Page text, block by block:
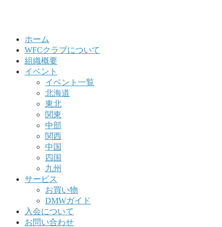
ホーム
WFCクラブについて
組織概要
イベント
イベント一覧
北海道
東北
関東
中部
関西
中国
四国
九州
サービス
お買い物
DMWガイド
入会について
お問い合わせ